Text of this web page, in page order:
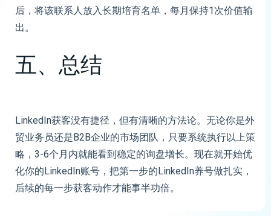
后，将该联系人放入长期培育名单，每月保持1次价值输
出。
五、总结
LinkedIn获客没有捷径，但有清晰的方法论。无论你是外
贸业务员还是B2B企业的市场团队，只要系统执行以上策
略，3-6个月内就能看到稳定的询盘增长。现在就开始优
化你的LinkedIn账号，把第一步的LinkedIn养号做扎实，
后续的每一步获客动作才能事半功倍。